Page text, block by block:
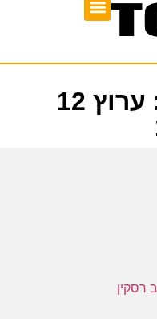
לוח שידורים יומי: ערוץ 12